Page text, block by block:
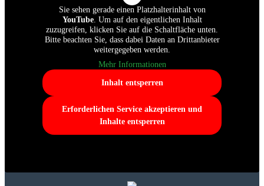
Sie sehen gerade einen Platzhalterinhalt von
YouTube. Um auf den eigentlichen Inhalt
zuzugreifen, klicken Sie auf die Schaltfläche unten.
Bitte beachten Sie, dass dabei Daten an Drittanbieter
weitergegeben werden.
Mehr Informationen
Inhalt entsperren
Erforderlichen Service akzeptieren und
Inhalte entsperren